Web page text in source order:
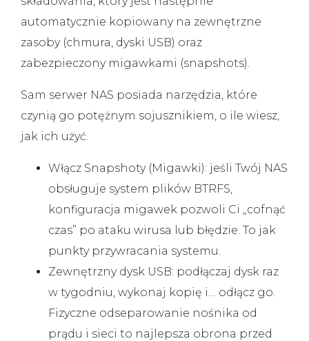
automatycznie kopiowany na zewnętrzne
zasoby (chmura, dyski USB) oraz
zabezpieczony migawkami (snapshots).
Sam serwer NAS posiada narzędzia, które
czynią go potężnym sojusznikiem, o ile wiesz,
jak ich użyć.
Włącz Snapshoty (Migawki): jeśli Twój NAS
obsługuje system plików BTRFS,
konfiguracja migawek pozwoli Ci „cofnąć
czas” po ataku wirusa lub błędzie. To jak
punkty przywracania systemu.
Zewnętrzny dysk USB: podłączaj dysk raz
w tygodniu, wykonaj kopię i… odłącz go.
Fizyczne odseparowanie nośnika od
prądu i sieci to najlepsza obrona przed